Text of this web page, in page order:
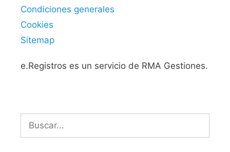
Condiciones generales
Cookies
Sitemap
e.Registros es un servicio de RMA Gestiones.
Buscar: